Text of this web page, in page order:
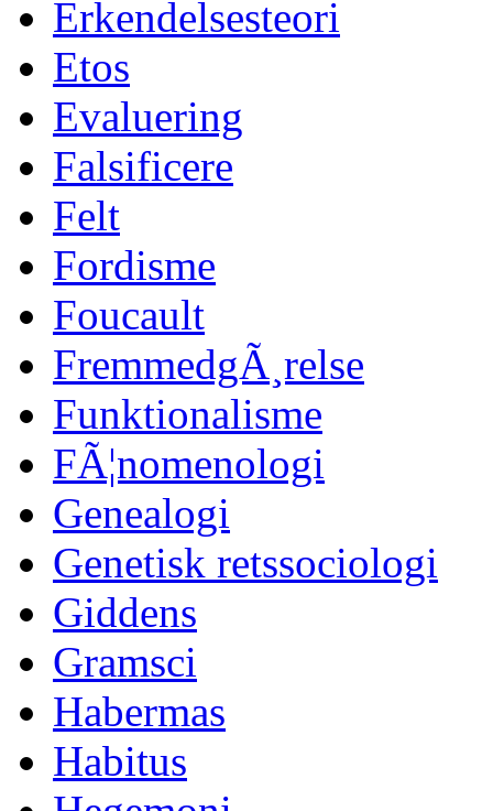
Erkendelsesteori
Etos
Evaluering
Falsificere
Felt
Fordisme
Foucault
FremmedgÃ¸relse
Funktionalisme
FÃ¦nomenologi
Genealogi
Genetisk retssociologi
Giddens
Gramsci
Habermas
Habitus